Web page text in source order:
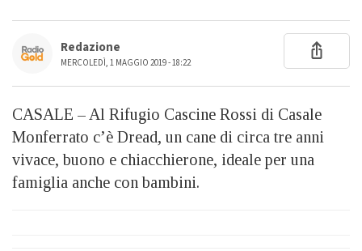
Redazione
MERCOLEDÌ, 1 MAGGIO 2019 - 18:22
CASALE – Al Rifugio Cascine Rossi di Casale
Monferrato c’è Dread, un cane di circa tre anni
vivace, buono e chiacchierone, ideale per una
famiglia anche con bambini.